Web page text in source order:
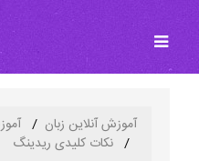
آموزش آنلاین زبان
نکات کلیدی ریدینگ